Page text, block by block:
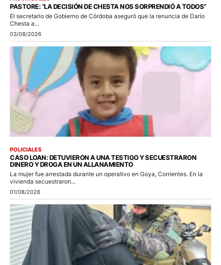
PASTORE: “LA DECISIÓN DE CHESTA NOS SORPRENDIÓ A TODOS”
El secretario de Gobierno de Córdoba aseguró que la renuncia de Darío
Chesta a...
03/08/2026
POLICIALES
CASO LOAN: DETUVIERON A UNA TESTIGO Y SECUESTRARON
DINERO Y DROGA EN UN ALLANAMIENTO
La mujer fue arrestada durante un operativo en Goya, Corrientes. En la
vivienda secuestraron...
01/08/2026